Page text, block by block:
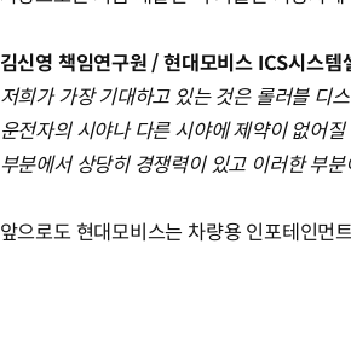
김신영 책임연구원 / 현대모비스 ICS시스템
저희가 가장 기대하고 있는 것은 롤러블 디
운전자의 시야나 다른 시야에 제약이 없어
부분에서 상당히 경쟁력이 있고 이러한 부
앞으로도 현대모비스는 차량용 인포테인먼